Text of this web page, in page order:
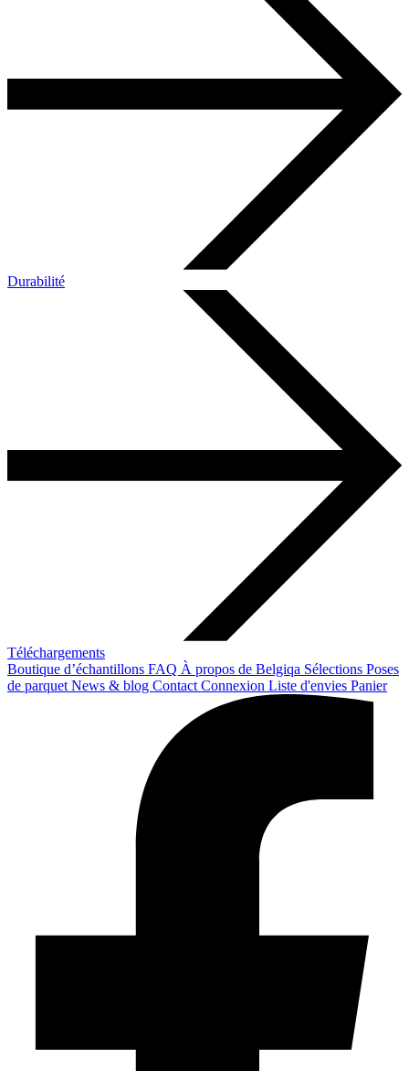
Durabilité
Téléchargements
Boutique d’échantillons FAQ À propos de Belgiqa Sélections Poses
de parquet News & blog Contact Connexion Liste d'envies Panier